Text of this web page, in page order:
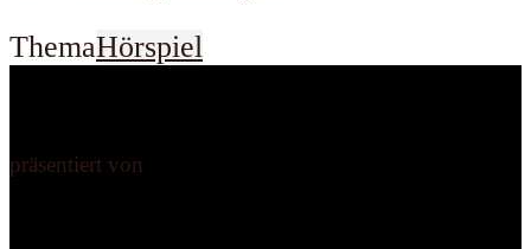
ThemaHörspiel
präsentiert von